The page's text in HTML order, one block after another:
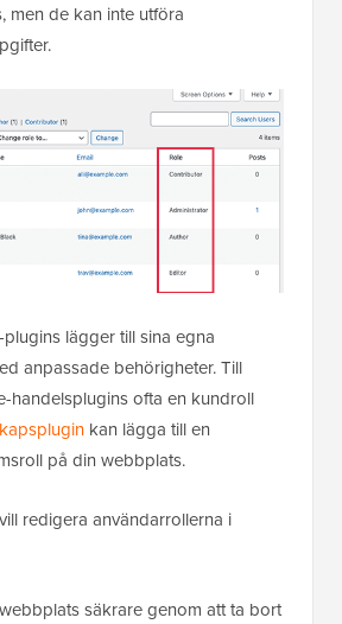
men de kan inte utföra
lägger till sina egna
anpassade behörigheter. Till
handelsplugins ofta en kundroll
kan lägga till en
på din webbplats.
redigera användarrollerna i
säkrare genom att ta bort